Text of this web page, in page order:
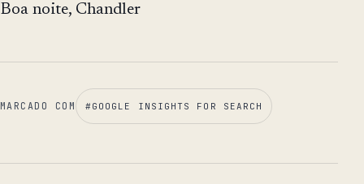
Boa noite, Chandler
MARCADO COM #GOOGLE INSIGHTS FOR SEARCH